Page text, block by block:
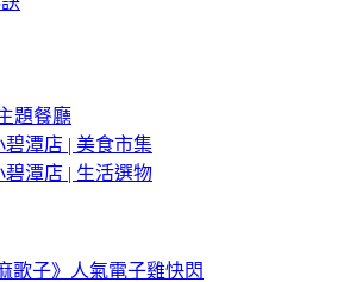
題餐廳
潭店 | 美食市集
潭店 | 生活選物
歌子》人氣電子雞快閃